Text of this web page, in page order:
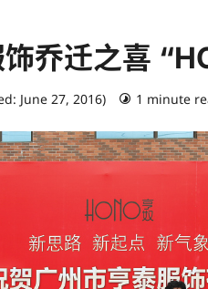
乔迁之喜
June 27, 2016) 1 minute